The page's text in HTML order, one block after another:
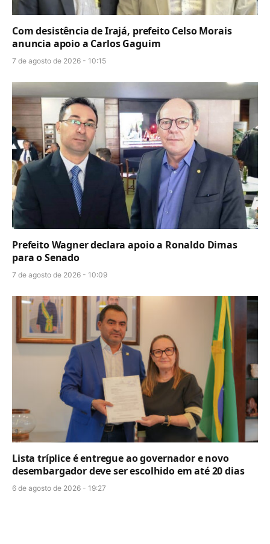
Com desistência de Irajá, prefeito Celso Morais
anuncia apoio a Carlos Gaguim
7 de agosto de 2026 - 10:15
Prefeito Wagner declara apoio a Ronaldo Dimas
para o Senado
7 de agosto de 2026 - 10:09
Lista tríplice é entregue ao governador e novo
desembargador deve ser escolhido em até 20 dias
6 de agosto de 2026 - 19:27